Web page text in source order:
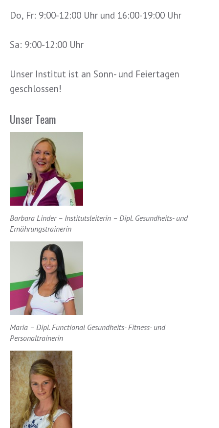
Do, Fr: 9:00-12:00 Uhr und 16:00-19:00 Uhr
Sa: 9:00-12:00 Uhr
Unser Institut ist an Sonn- und Feiertagen
geschlossen!
Unser Team
Barbara Linder – Institutsleiterin – Dipl. Gesundheits- und
Ernährungstrainerin
Maria – Dipl. Functional Gesundheits- Fitness- und
Personaltrainerin